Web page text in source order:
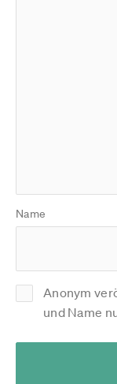
Name
Anonym
und Name